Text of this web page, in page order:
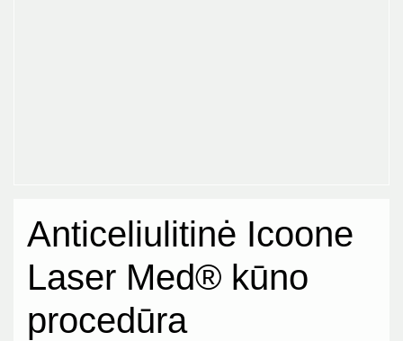
Anticeliulitinė Icoone
Laser Med® kūno
procedūra